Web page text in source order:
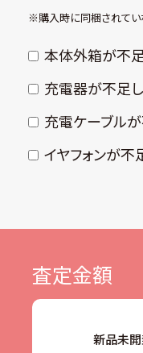
※購⼊時に同梱されてい
本体外箱が不
充電器が不⾜
充電ケーブル
イヤフォンが不
査定金額
新品未